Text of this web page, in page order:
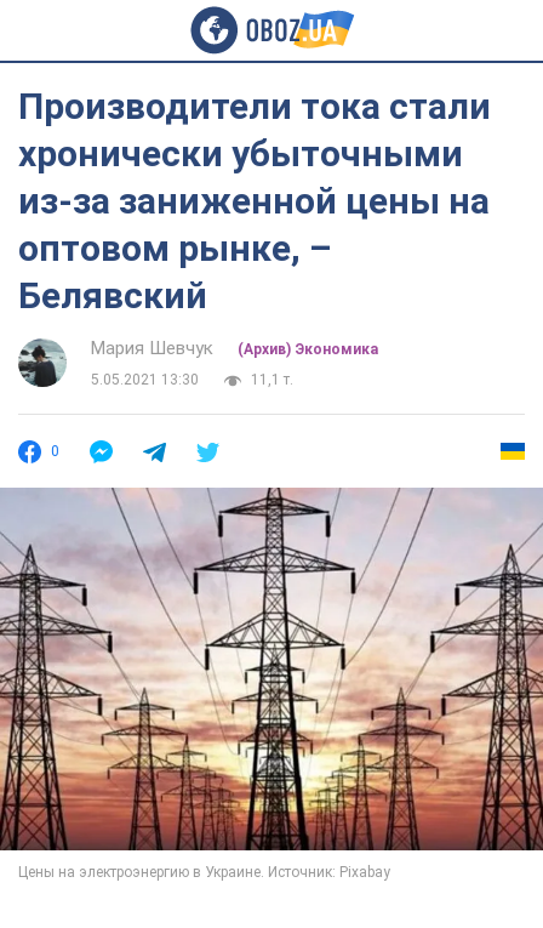
Производители тока стали
хронически убыточными
из-за заниженной цены на
оптовом рынке, –
Белявский
Мария Шевчук
(Архив) Экономика
5.05.2021 13:30
11,1 т.
0